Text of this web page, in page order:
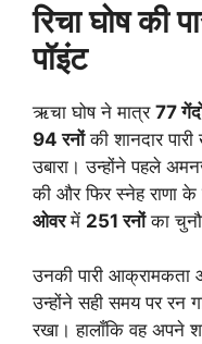
रिचा घोष की
पॉइंट
ऋचा घोष ने मात्र 77
94 रनोंकी शानदार
उबारा। उन्होंने पहले
की और फिर स्नेह राणा
ओवरमें 251 रनोंका
उनकी पारी
उन्होंने सही समय पर रन
रखा। हालाँकि वह